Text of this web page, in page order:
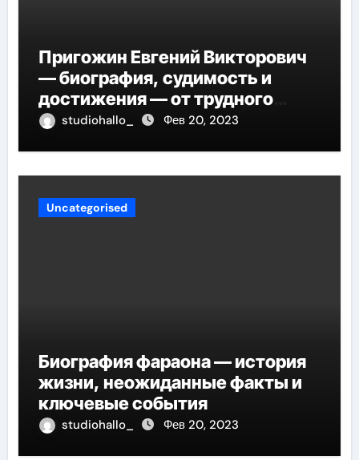
Пригожин Евгений Викторович
— биография, судимость и
достижения — от трудного
детства до мирового успеха
studiohallo_ Фев 20, 2023
Uncategorised
Биография фараона — история
жизни, неожиданные факты и
ключевые события
studiohallo_ Фев 20, 2023